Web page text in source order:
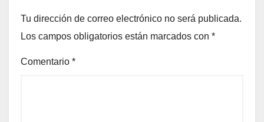
Tu dirección de correo electrónico no será publicada.
Los campos obligatorios están marcados con *
Comentario *